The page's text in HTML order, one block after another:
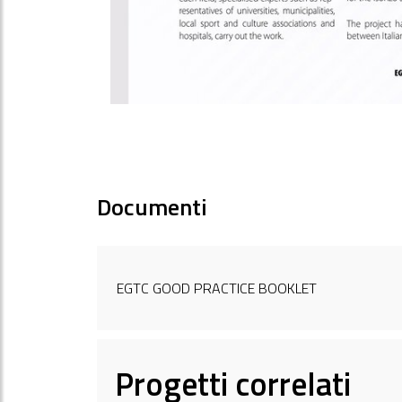
Documenti
EGTC GOOD PRACTICE BOOKLET
Progetti correlati